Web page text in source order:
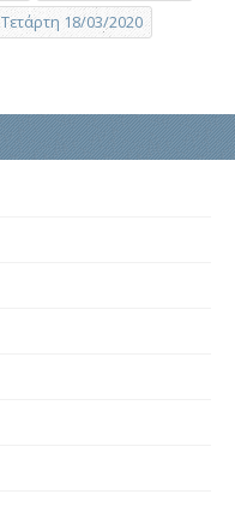
Τετάρτη 18/03/2020